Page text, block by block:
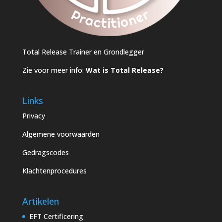
Total Release Trainer en Grondlegger
Zie voor meer info: Wat is Total Release?
Links
Privacy
Algemene voorwaarden
Gedragscodes
Klachtenprocedures
Artikelen
EFT Certificering